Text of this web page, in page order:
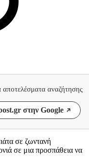
αποτελέσματα αναζήτησης
στην Google
σε ζωντανή
σε μια προσπάθεια να